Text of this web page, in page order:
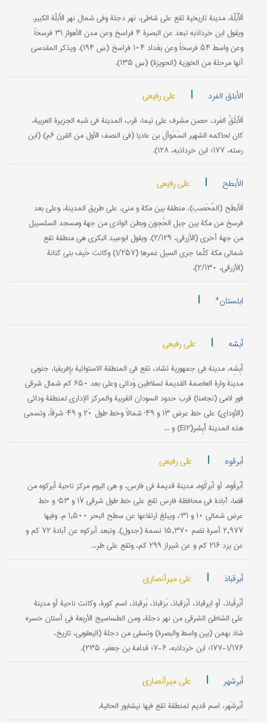
اَلأُبُلَّة، مدینة تاریخیة تقع علی شاطيء نهر دجلة وفي شمال نهر الأُبلّة الکبیر.
ویقول ابن خرداذبه تبعد عن البصرة ۴ فراسخ وعن مدن الأهواز ۳۱ فرسخاً
وعن واسط ۵۴ فرسخاً وعن بغداد ۱۰۴ فراسخ (ص ۱۹۴). ویذکر المقدسي
أنها مرحلة من الخوزیة (الحویزة) (ص ۱۳۵).
الأبلق الفرد | علی رفیعی
اَلأَبلَقُ الفَرد، حصن مشرف علی تیماء قرب المدینة في شبه الجزیرة العربیة،
کان لحاکمه الشهیر السَمَوأل بن عادیا (في النصف الأول من القرن ۶م) (ابن
رسته، ۱۷۷؛ ابن خرداذبه، ۱۲۸).
الأبطح | علی رفیعی
اَلأَبطَح (المُحَصب)، منطقة بین مکة و منی، علی طریق المدینة، وعلی بعد
فرسخ من مکة بین جبل الحُجون وبطن الوادي من جهة ومسجد السلسبیل
من جهة أخری (الأزرقي، ۲/۱۲۹). ویقول ابوعبید البکري هي منطقة تقع
شمالي مکة کلّما جری السیل غمرها (۱/۲۵۷) وکانت خَیف بني کنانة
(الأزرقي، ۲/۱۳۰).
ابلستان* |
أبشه | علی رفیعی
أَبِشِه، مدینة في جمهوریة تشاد، تقع في المنطقة الاستوائیة بإِفریقیا، جنوبي
مدینة وارة العاصمة القدیمة لسلاطین وَدائي وعلی بعد ۶۵۰ کم شمال شرقي
فور لامي (نجامنا) قرب حدود السودان الغربیة والمرکز الإداري لمنطقة ودائي
(الأوداي) علی خط عرض ۱۳َ و ۴۹˚ شمالاً وخط طول ۲۰َ و ۴۹˚ شرقاً، وتسمی
هذه المدینة أَبِشر(EI۲) و ...
أبرقوه | علی رفیعی
أَبَرقُوه، أو أبَرکُوه، مدینة قدیمة في فارس، و هي الیوم مرکز ناحیة أبرکوه من
قضاء آبادة في محافظة فارس تقع علی خط طول شرقي ۱۷َ و ۵۳˚ و خط
عرض شمالي ۱۰ و ۳۱˚، ویبلغ ارتفاعها عن سطح البحر ۱,۵۰۰ م. وفیها
۲,۹۷۷ أسرة تضم ۱۵,۳۷۰ نسمة (جدول). وتبعد أبرکوه عن آبادة ۷۲ کم و
عن یزد ۲۱۶ کم و عن شیراز ۲۹۹ کم، وتقع علی طر...
أبرقباذ | علي میرأنصاري
أَبَرقُباذ، أو ایرقباذ، أبَزقباذ، بَزقباذ، بَرقباذ، اسم کورة، وکانت ناحیة أو مدینة
علی الشاطئ الشرقي من نهر دجلة، ومن الطساسیج الأربعة في أستان خسره
شاذ بهمن (بین واسط والبصرة) وتسقی من دجلة (الیعقوبي، تاریخ،
۱/۱۷۶-۱۷۷؛ ابن خرداذبه، ۶-۷؛ قدامة بن جعفر، ۲۳۵).
أبرشهر | علي میرأنصاري
أَبَرشَهر، اسم قدیم لمنطقة تقع فیها نیشابور الحالیة.